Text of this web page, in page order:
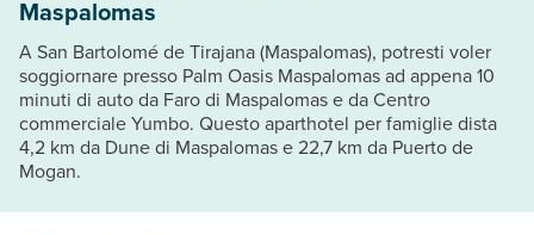
Maspalomas
A San Bartolomé de Tirajana (Maspalomas), potresti voler
soggiornare presso Palm Oasis Maspalomas ad appena 10
minuti di auto da Faro di Maspalomas e da Centro
commerciale Yumbo. Questo aparthotel per famiglie dista
4,2 km da Dune di Maspalomas e 22,7 km da Puerto de
Mogan.